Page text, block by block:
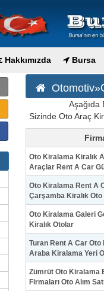
Hakkımızda Bursa
Otomotiv»
Aşağıda
Sizinde Oto Araç
Oto Kiralama Kiralık
Araçlar Rent A Car
Oto Kiralama Rent A
Çarşamba Kiralık
Oto Kiralama Galeri
Kiralık Otolar
Turan Rent A Car
Araba Kiralama Yeri
Zümrüt Oto Kiralama
Firmaları Oto Alım